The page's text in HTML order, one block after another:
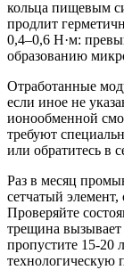
кольца пищевым
продлит
0,4–0,6 Н·м:
образованию
Отработанные
если иное не
ионообменной
требуют
или обратитесь в
Раз в месяц
сетчатый
Проверяйте
трещина
пропустите 15-20
технологическую